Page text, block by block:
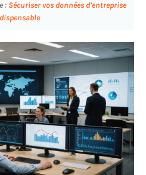
: Sécuriser vos données d’entreprise